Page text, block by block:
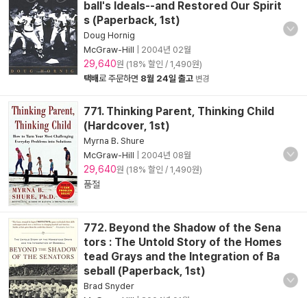
ball's Ideals--and Restored Our Spirit
s (Paperback, 1st)
Doug Hornig
McGraw-Hill
2004년 02월
29,640원 (18% 할인 / 1,490원)
택배로 주문하면 8월 24일 출고 변경
771. Thinking Parent, Thinking Child
(Hardcover, 1st)
Myrna B. Shure
McGraw-Hill
2004년 08월
29,640원 (18% 할인 / 1,490원)
품절
772. Beyond the Shadow of the Sena
tors : The Untold Story of the Homes
tead Grays and the Integration of Ba
seball (Paperback, 1st)
Brad Snyder